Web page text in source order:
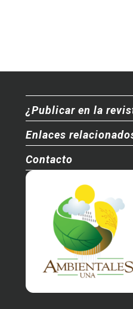
¿Publicar en la
Enlaces
Contacto